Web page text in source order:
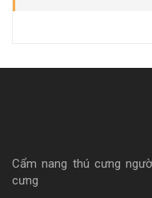
Cẩm nang thú cưng
cưng